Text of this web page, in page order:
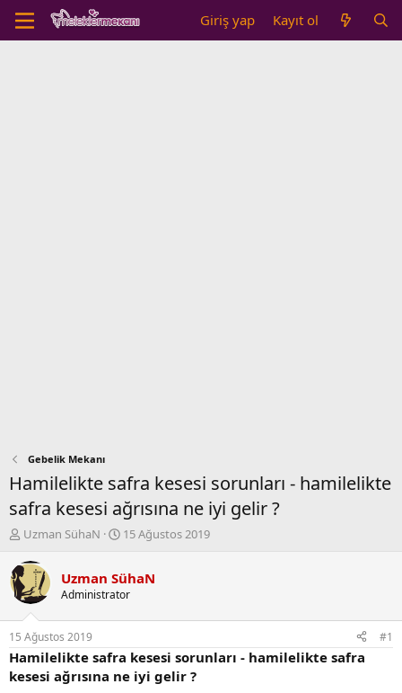
Giriş yap Kayıt ol
Gebelik Mekanı
Hamilelikte safra kesesi sorunları - hamilelikte
safra kesesi ağrısına ne iyi gelir ?
K
n
b
u
y
u
b
a
ş
Uzman SühaN
B
l
a
ı
ç
t
15 Ağustos 2019
Uzman SühaN
Administrator
15 Ağustos 2019 #1
Hamilelikte safra kesesi sorunları - hamilelikte safra
kesesi ağrısına ne iyi gelir ?